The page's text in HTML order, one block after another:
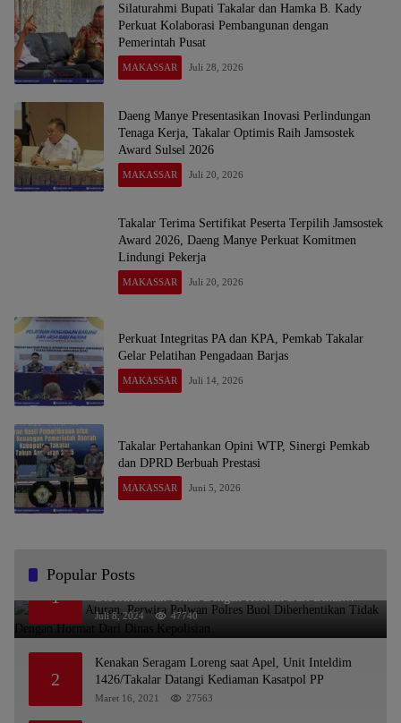
Silaturahmi Bupati Takalar dan Hamka B. Kady
Perkuat Kolaborasi Pembangunan dengan
Pemerintah Pusat
MAKASSAR Juli 28, 2026
Daeng Manye Presentasikan Inovasi Perlindungan
Tenaga Kerja, Takalar Optimis Raih Jamsostek
Award Sulsel 2026
MAKASSAR Juli 20, 2026
Takalar Terima Sertifikat Peserta Terpilih Jamsostek
Award 2026, Daeng Manye Perkuat Komitmen
Lindungi Pekerja
MAKASSAR Juli 20, 2026
Perkuat Integritas PA dan KPA, Pemkab Takalar
Gelar Pelatihan Pengadaan Barjas
MAKASSAR Juli 14, 2026
Takalar Pertahankan Opini WTP, Sinergi Pemkab
dan DPRD Berbuah Prestasi
MAKASSAR Juni 5, 2026
Popular Posts
1
Melanggar Aturan, Perwira Polwan Polres Buol
Diberhentikan Tidak Dengan Hormat Dari Dinas
Kepolisian
Juli 8, 2024 47740
2
Kenakan Seragam Loreng saat Apel, Unit Inteldim
1426/Takalar Datangi Kediaman Kasatpol PP
Maret 16, 2021 27563